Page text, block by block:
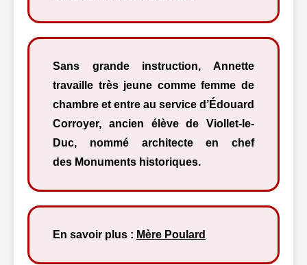
Sans grande instruction, Annette
travaille très jeune comme femme de
chambre et entre au service d’Édouard
Corroyer, ancien élève de Viollet-le-
Duc, nommé architecte en chef
des Monuments historiques.
En savoir plus : Mère Poulard